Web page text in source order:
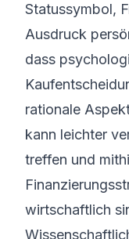
Statussymbol,
Ausdruck
dass
rationale
kann leichter
treffen und
wirtschaftlich